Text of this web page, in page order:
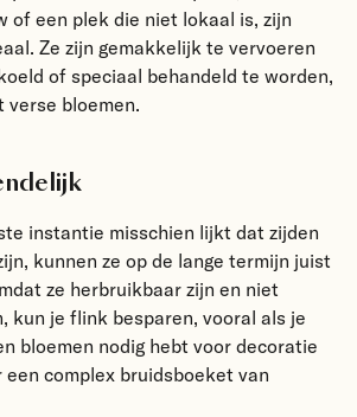
of een plek die niet lokaal is, zijn
Ze zijn gemakkelijk te vervoeren
of speciaal behandeld te worden,
verse bloemen.
instantie misschien lijkt dat zijden
kunnen ze op de lange termijn juist
ze herbruikbaar zijn en niet
kun je flink besparen, vooral als je
bloemen nodig hebt voor decoratie
complex bruidsboeket van